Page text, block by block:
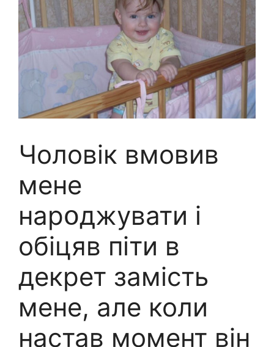
Чоловік вмовив
мене
нapօджувати і
обіцяв піти в
декрет замість
мене, але коли
настав момент він